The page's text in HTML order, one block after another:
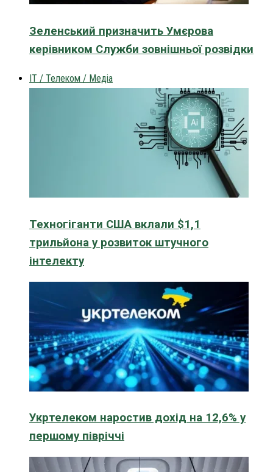
Зеленський призначить Умєрова
керівником Служби зовнішньої розвідки
IT / Телеком / Медіа
Техногіганти США вклали $1,1
трильйона у розвиток штучного
інтелекту
Укртелеком наростив дохід на 12,6% у
першому півріччі